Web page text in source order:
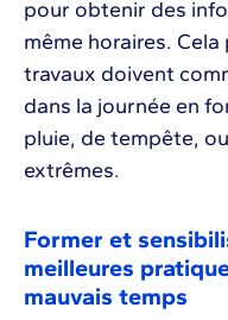
pour obtenir des
même horaires.
travaux doivent
dans la journée en
pluie, de tempête,
extrêmes.
Former et
meilleures
mauvais temps